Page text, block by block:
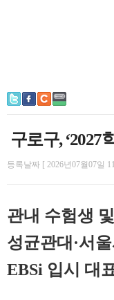
구로구, ‘2027
등록날짜 [ 2026년07월07일
관내 수험생
성균관대·서
EBSi 입시 대